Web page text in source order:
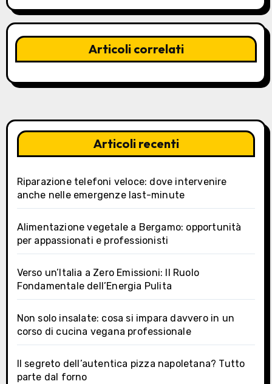
Articoli correlati
Articoli recenti
Riparazione telefoni veloce: dove intervenire
anche nelle emergenze last-minute
Alimentazione vegetale a Bergamo: opportunità
per appassionati e professionisti
Verso un’Italia a Zero Emissioni: Il Ruolo
Fondamentale dell’Energia Pulita
Non solo insalate: cosa si impara davvero in un
corso di cucina vegana professionale
Il segreto dell’autentica pizza napoletana? Tutto
parte dal forno